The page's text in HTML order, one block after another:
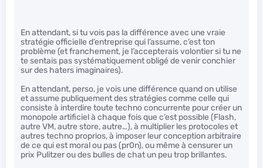
En attendant, si tu vois pas la différence avec une vraie
stratégie officielle d’entreprise qui l’assume, c’est ton
problème (et franchement, je l’accepterais volontier si tu ne
te sentais pas systématiquement obligé de venir conchier
sur des haters imaginaires).
En attendant, perso, je vois une différence quand on utilise
et assume publiquement des stratégies comme celle qui
consiste à interdire toute techno concurrente pour créer un
monopole artificiel à chaque fois que c’est possible (Flash,
autre VM, autre store, autre…), à multiplier les protocoles et
autres techno proprios, à imposer leur conception arbitraire
de ce qui est moral ou pas (pr0n), ou même à censurer un
prix Pulitzer ou des bulles de chat un peu trop brillantes.